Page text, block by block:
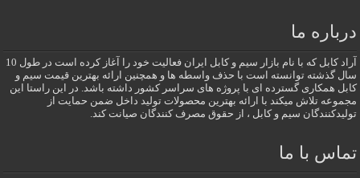
درباره ما
آراد کابل که با نام بازار سیم و کابل ایران فعالیت خود را آغاز کرده است در طول 10
سال گذشته توانسته است با حذف واسطه ها و همچنین ارائه بهترین قیمت سیم و
کابل همکاری گسترده ای با پروژه های سراسر کشور داشته باشد. در این راستا این
مجموعه تلاش میکند با ارائه بهترین محصولات تولید داخل ضمن حمایت از
تولیدکنندگان سیم و کابل ، از حقوق مصرف کنندگان صیانت کند.
تماس با ما